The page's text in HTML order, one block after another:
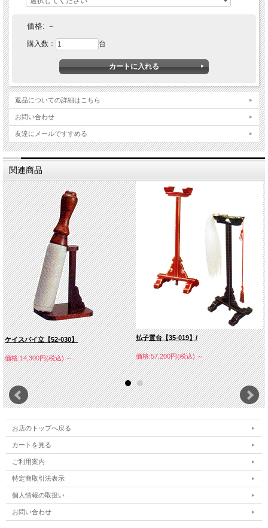
銀行振込の場合は入金確認後、30営業日。
価格: －
購入数： 台
返品についての詳細はこちら
お問い合わせ
友達にメールですすめる
関連商品
ケイスバイ立【52-030】
価格:14,300円(税込)～
払子置台【35-019】/
価格:57,200円(税込)～
お店のトップへ戻る
カートを見る
ご利用案内
特定商取引法表示
個人情報の取扱い
お問い合わせ